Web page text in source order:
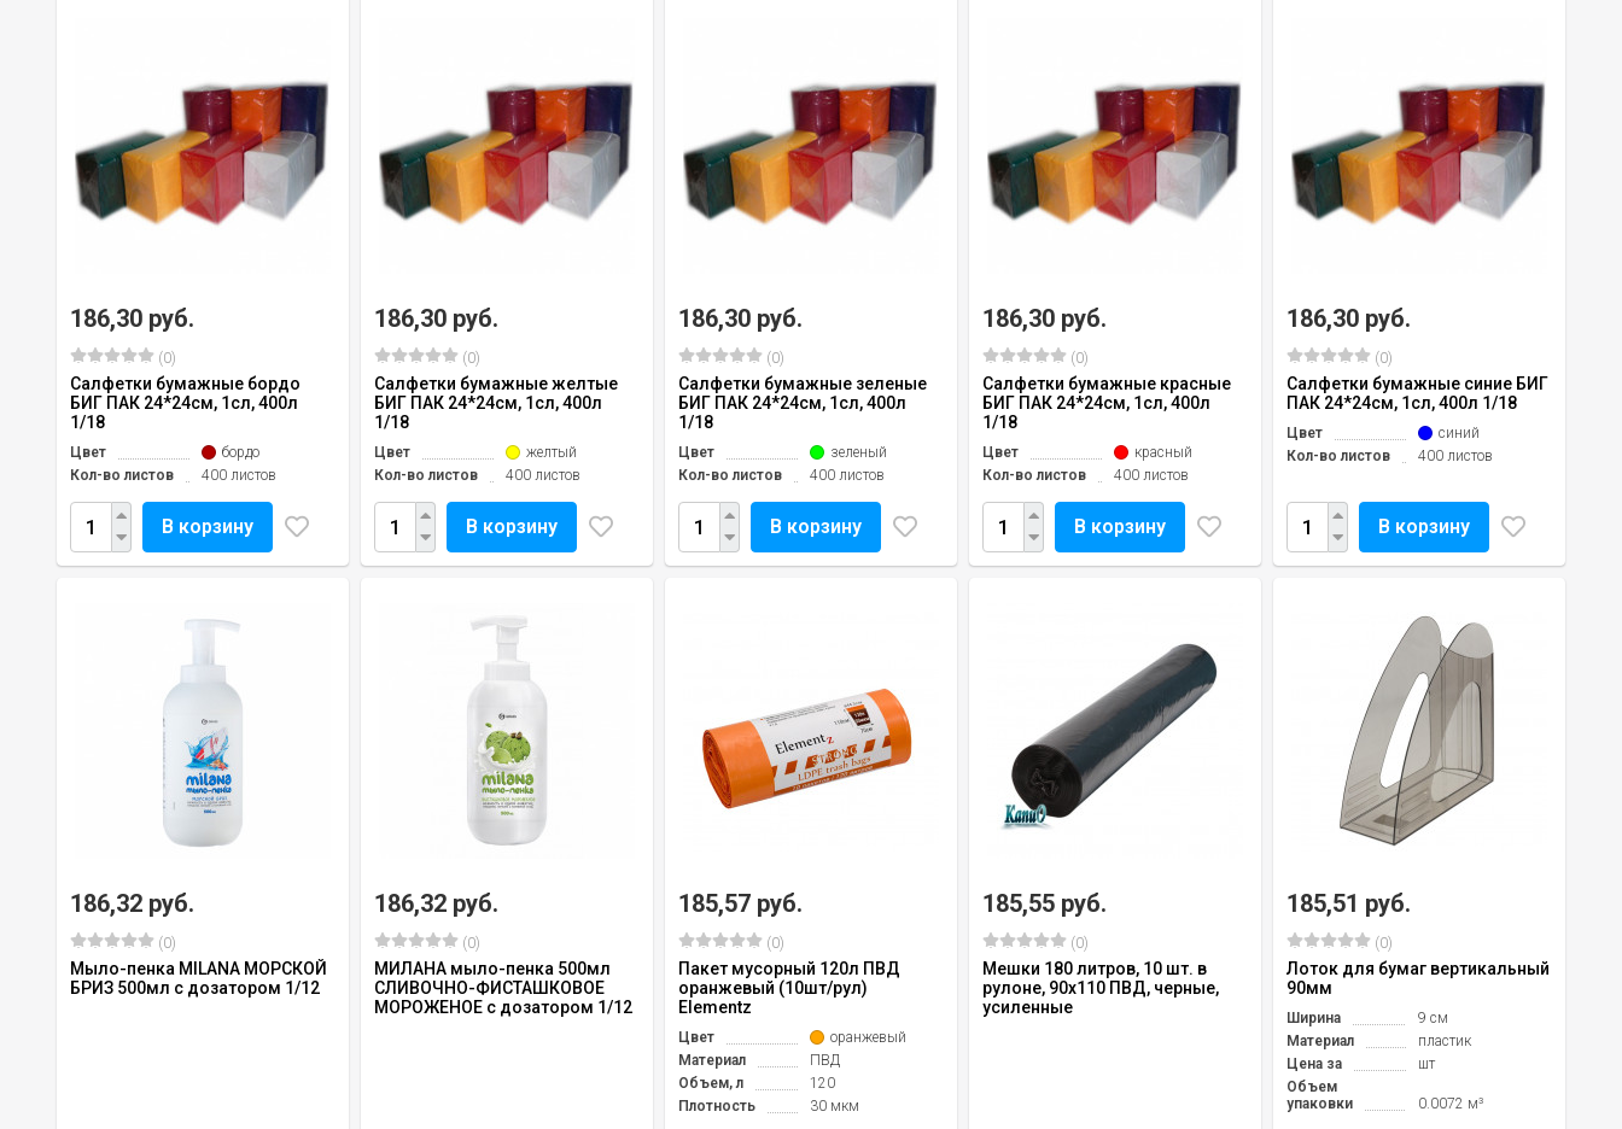
186,30 руб.
(0)
Салфетки бумажные бордо
БИГ ПАК 24*24см, 1сл, 400л
1/18
Цвет
бордо
Кол-во листов
400 листов
В корзину
186,30 руб.
(0)
Салфетки бумажные желтые
БИГ ПАК 24*24см, 1сл, 400л
1/18
Цвет
желтый
Кол-во листов
400 листов
В корзину
186,30 руб.
(0)
Салфетки бумажные зеленые
БИГ ПАК 24*24см, 1сл, 400л
1/18
Цвет
зеленый
Кол-во листов
400 листов
В корзину
186,30 руб.
(0)
Салфетки бумажные красные
БИГ ПАК 24*24см, 1сл, 400л
1/18
Цвет
красный
Кол-во листов
400 листов
В корзину
186,30 руб.
(0)
Салфетки бумажные синие БИГ
ПАК 24*24см, 1сл, 400л 1/18
Цвет
синий
Кол-во листов
400 листов
В корзину
186,32 руб.
(0)
Мыло-пенка MILANA МОРСКОЙ
БРИЗ 500мл с дозатором 1/12
186,32 руб.
(0)
МИЛАНА мыло-пенка 500мл
СЛИВОЧНО-ФИСТАШКОВОЕ
МОРОЖЕНОЕ с дозатором 1/12
185,57 руб.
(0)
Пакет мусорный 120л ПВД
оранжевый (10шт/рул)
Elementz
Цвет
оранжевый
Материал
ПВД
Объем, л
120
Плотность
30 мкм
185,55 руб.
(0)
Мешки 180 литров, 10 шт. в
рулоне, 90х110 ПВД, черные,
усиленные
185,51 руб.
(0)
Лоток для бумаг вертикальный
90мм
Ширина
9 см
Материал
пластик
Цена за
шт
Объем
упаковки
0.0072 м³